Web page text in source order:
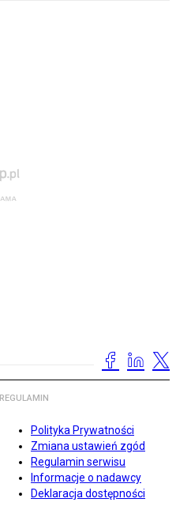
REGULAMIN
Polityka Prywatności
Zmiana ustawień zgód
Regulamin serwisu
Informacje o nadawcy
Deklaracja dostępności